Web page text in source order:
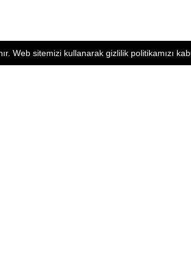
Web sitemizi kullanarak gizlilik politikamızı